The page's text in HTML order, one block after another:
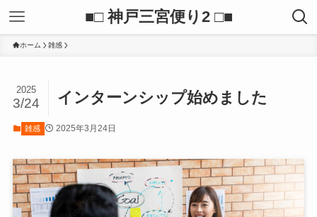
■□ 神戸三宮便り2 □■
ホーム 雑感
インターンシップ始めました
2025
3/24
雑感 2025年3月24日